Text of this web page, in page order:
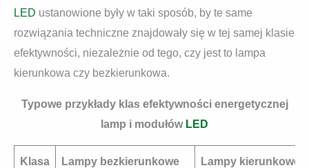
LED ustanowione były w taki sposób, by te same
rozwiązania techniczne znajdowały się w tej samej klasie
efektywności, niezależnie od tego, czy jest to lampa
kierunkowa czy bezkierunkowa.
Typowe przykłady klas efektywności energetycznej
lamp i modułów LED
Klasa Lampy bezkierunkowe Lampy kierunkowe